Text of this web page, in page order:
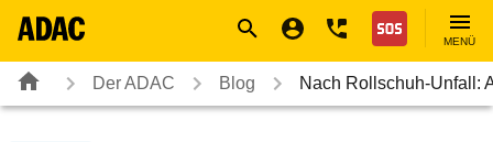
Nothilfe
MENÜ
Der ADAC Blog Nach Rollschuh-Unfall: